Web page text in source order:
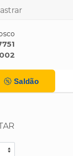
Saldão